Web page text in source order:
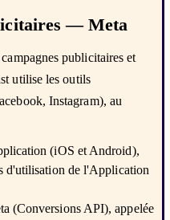
— Meta
publicitaires et
utilise les outils
Instagram), au
(iOS et Android),
d'utilisation de l'Application
(Conversions API), appelée